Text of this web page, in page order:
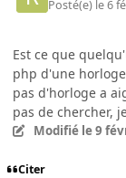
Posté(e) le 6
Est ce que
php d'une
pas d'horloge a
pas de chercher,
Modifié le 9
Citer